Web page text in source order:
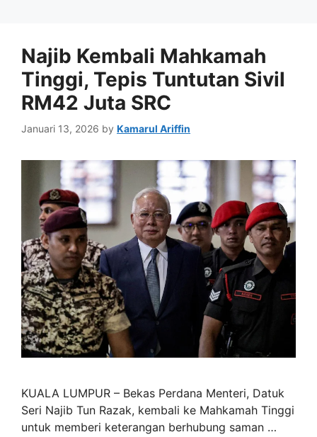
Najib Kembali Mahkamah
Tinggi, Tepis Tuntutan Sivil
RM42 Juta SRC
Januari 13, 2026 by Kamarul Ariffin
KUALA LUMPUR – Bekas Perdana Menteri, Datuk
Seri Najib Tun Razak, kembali ke Mahkamah Tinggi
untuk memberi keterangan berhubung saman …